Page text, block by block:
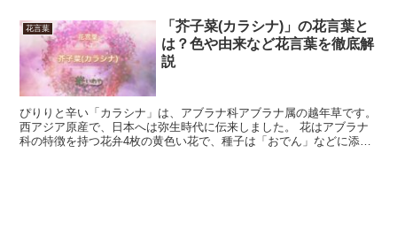
花言葉
「芥子菜(カラシナ)」の花言葉と
は？色や由来など花言葉を徹底解
説
ぴりりと辛い「カラシナ」は、アブラナ科アブラナ属の越年草です。
西アジア原産で、日本へは弥生時代に伝来しました。 花はアブラナ
科の特徴を持つ花弁4枚の黄色い花で、種子は「おでん」などに添え